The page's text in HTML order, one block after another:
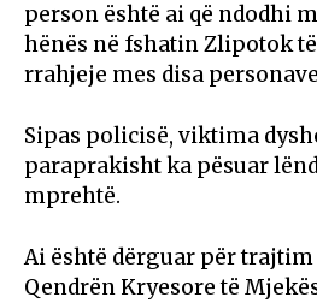
person është ai që ndodhi
hënës në fshatin Zlipotok
rrahjeje mes disa
Sipas policisë, viktima
paraprakisht ka pësuar
mprehtë.
Ai është dërguar për
Qendrën Kryesore të